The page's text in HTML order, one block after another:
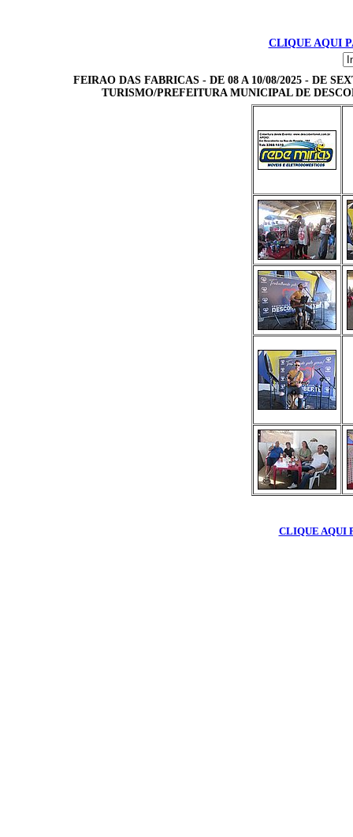
CLIQUE AQUI
FEIRAO DAS FABRICAS - DE 08 A 10/08/2025 - DE
TURISMO/PREFEITURA MUNICIPAL DE
CLIQUE AQUI